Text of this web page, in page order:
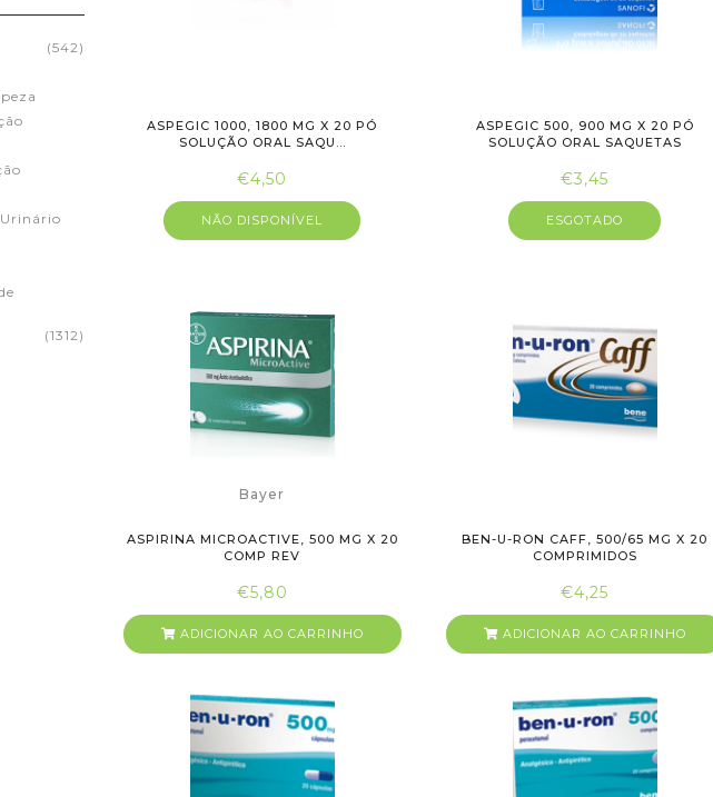
(542)
(1312)
ASPEGIC 1000, 1800 MG X 20 PÓ
SOLUÇÃO ORAL SAQU...
€4,50
NÃO DISPONÍVEL
ASPEGIC 500, 900 MG X 20 PÓ
SOLUÇÃO ORAL SAQUETAS
€3,45
ESGOTADO
Bayer
ASPIRINA MICROACTIVE, 500 MG X 20
COMP REV
€5,80
ADICIONAR AO CARRINHO
BEN-U-RON CAFF, 500/65 MG X 20
COMPRIMIDOS
€4,25
ADICIONAR AO CARRINHO